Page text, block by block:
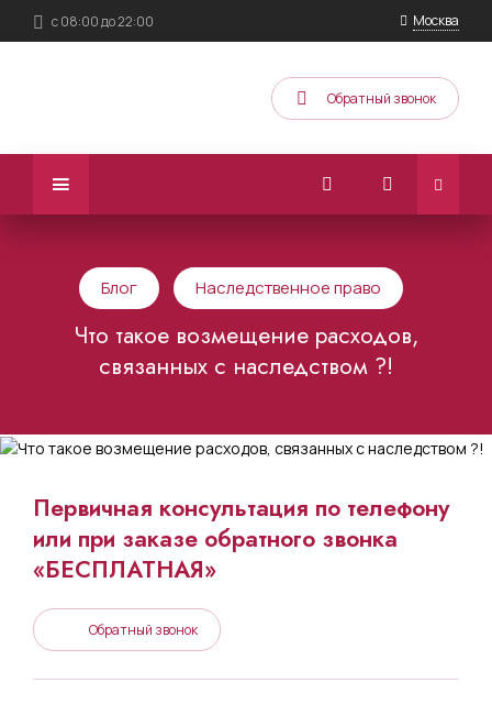
с 08:00 до 22:00 Москва
Обратный звонок
Блог Наследственное право
Что такое возмещение расходов,
связанных с наследством ?!
Первичная консультация по телефону
или при заказе обратного звонка
«БЕСПЛАТНАЯ»
Обратный звонок